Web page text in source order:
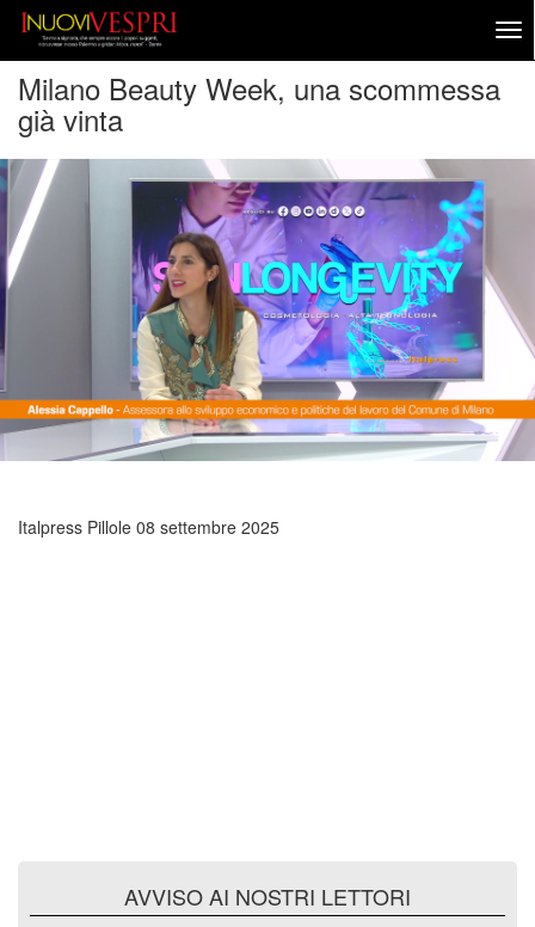
Milano Beauty Week, una scommessa
già vinta
Italpress Pillole 08 settembre 2025
AVVISO AI NOSTRI LETTORI